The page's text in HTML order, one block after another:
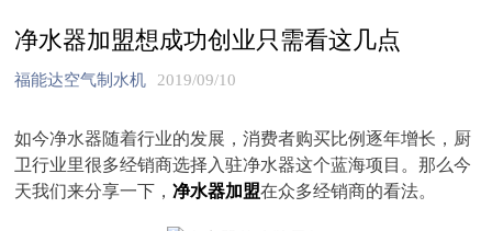
净水器加盟想成功创业只需看这几点
福能达空气制水机 2019/09/10
如今净水器随着行业的发展，消费者购买比例逐年增长，厨
卫行业里很多经销商选择入驻净水器这个蓝海项目。那么今
天我们来分享一下，净水器加盟在众多经销商的看法。